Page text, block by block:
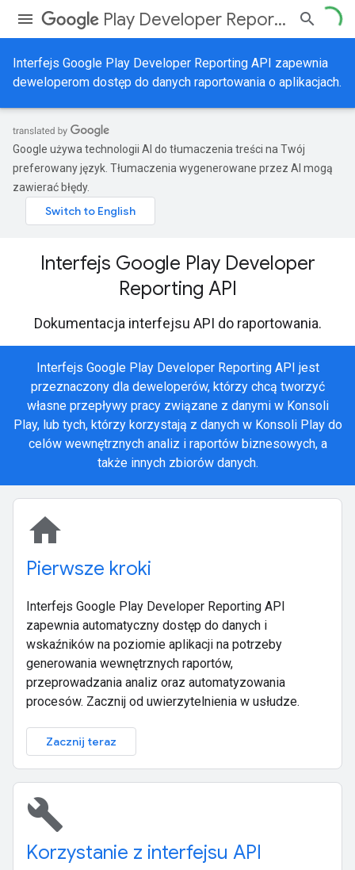
Play Developer Reporting API
Interfejs Google Play Developer Reporting API zapewnia
deweloperom dostęp do danych raportowania o aplikacjach.
Google używa technologii AI do tłumaczenia treści na Twój
preferowany język. Tłumaczenia wygenerowane przez AI mogą
zawierać błędy.
Interfejs Google Play Developer
Reporting API
Dokumentacja interfejsu API do raportowania.
Interfejs Google Play Developer Reporting API jest
przeznaczony dla deweloperów, którzy chcą tworzyć
własne przepływy pracy związane z danymi w Konsoli
Play, lub tych, którzy korzystają z danych w Konsoli Play do
celów wewnętrznych analiz i raportów biznesowych, a
także innych zbiorów danych.
home
Pierwsze kroki
Interfejs Google Play Developer Reporting API
zapewnia automatyczny dostęp do danych i
wskaźników na poziomie aplikacji na potrzeby
generowania wewnętrznych raportów,
przeprowadzania analiz oraz automatyzowania
procesów. Zacznij od uwierzytelnienia w usłudze.
Zacznij teraz
build
Korzystanie z interfejsu API